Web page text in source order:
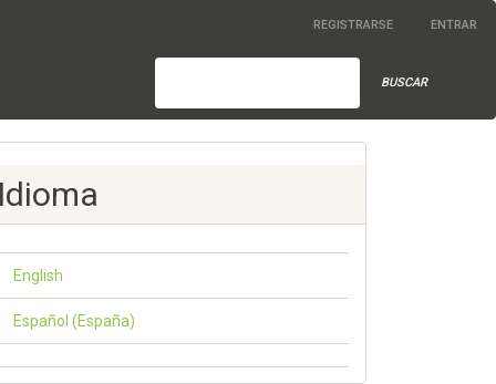
REGISTRARSE ENTRAR
BUSCAR
Idioma
English
Español (España)